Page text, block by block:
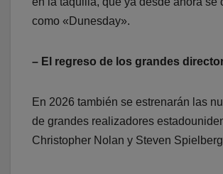
como «Dunesday».
– El regreso de los grandes
En 2026 también se estrenarán las
de grandes realizadores
Christopher Nolan y Steven